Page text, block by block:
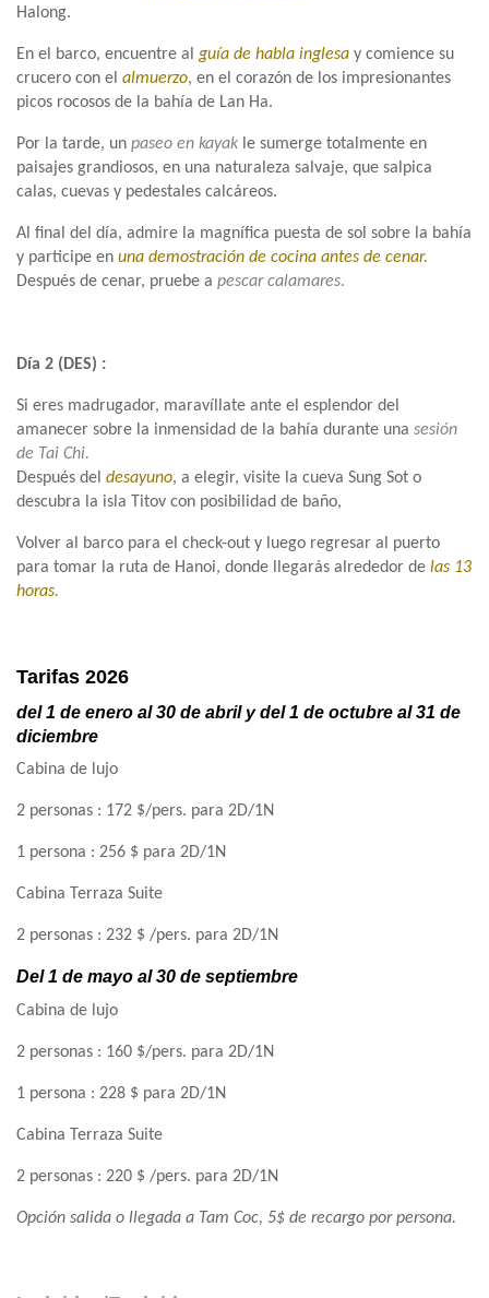
Halong.
En el barco, encuentre al guía de habla inglesa y comience su
crucero con el almuerzo, en el corazón de los impresionantes
picos rocosos de la bahía de Lan Ha.
Por la tarde, un paseo en kayak le sumerge totalmente en
paisajes grandiosos, en una naturaleza salvaje, que salpica
calas, cuevas y pedestales calcáreos.
Al final del día, admire la magnífica puesta de sol sobre la bahía
y participe en una demostración de cocina antes de cenar.
Después de cenar, pruebe a pescar calamares.
Día 2 (DES) :
Si eres madrugador, maravíllate ante el esplendor del
amanecer sobre la inmensidad de la bahía durante una sesión
de Tai Chi.
Después del desayuno, a elegir, visite la cueva Sung Sot o
descubra la isla Titov con posibilidad de baño,
Volver al barco para el check-out y luego regresar al puerto
para tomar la ruta de Hanoi, donde llegarás alrededor de las 13
horas.
Tarifas 2026
del 1 de enero al 30 de abril y del 1 de octubre al 31 de
diciembre
Cabina de lujo
2 personas : 172 $/pers. para 2D/1N
1 persona : 256 $ para 2D/1N
Cabina Terraza Suite
2 personas : 232 $ /pers. para 2D/1N
Del 1 de mayo al 30 de septiembre
Cabina de lujo
2 personas : 160 $/pers. para 2D/1N
1 persona : 228 $ para 2D/1N
Cabina Terraza Suite
2 personas : 220 $ /pers. para 2D/1N
Opción salida o llegada a Tam Coc, 5$ de recargo por persona.